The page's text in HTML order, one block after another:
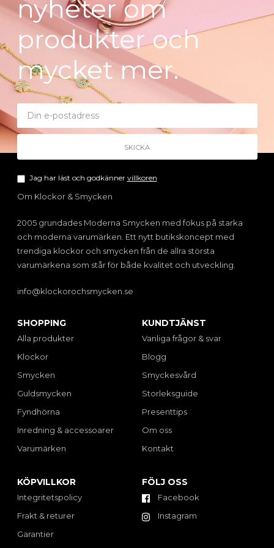
nyheter om
produkter och
mycket mer.
Jag har läst och godkänner villkoren
Om Klockor & Smycken
2005 grundades Moderna Smycken med fokus på starka
och moderna varumärken. Ett nytt butikskoncept med
trendiga klockor och smycken från de allra största
varumärkena som står för både kvalitet och utveckling.
info@klockorochsmycken.se
SHOPPING
Alla produkter
Klockor
Smycken
Guldsmycken
Fyndhörna
Inredning & accessoarer
Varumärken
KUNDTJÄNST
Vanliga frågor & svar
Blogg
Smyckesvård
Storleksguide
Presenttips
Om oss
Kontakt
KÖPVILLKOR
Integritetspolicy
Frakt & returer
Garantier
FÖLJ OSS
Facebook
Instagram